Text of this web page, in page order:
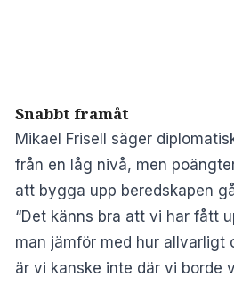
Snabbt framåt
Mikael Frisell säger
från en låg nivå, men
att bygga upp beredskapen
“Det känns bra att vi har fått
man jämför med hur allvarligt
är vi kanske inte där vi borde